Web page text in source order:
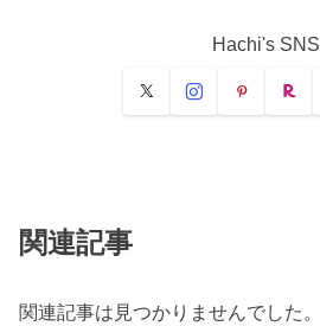
Hachi's SNS
関連記事
関連記事は見つかりませんでした。